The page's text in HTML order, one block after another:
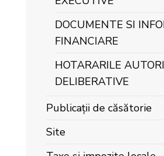
DOCUMENTE SI
FINANCIARE
HOTARARILE
DELIBERATIVE
Publicații de căsătorie
Site